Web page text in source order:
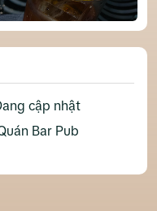
cập nhật
Bar Pub